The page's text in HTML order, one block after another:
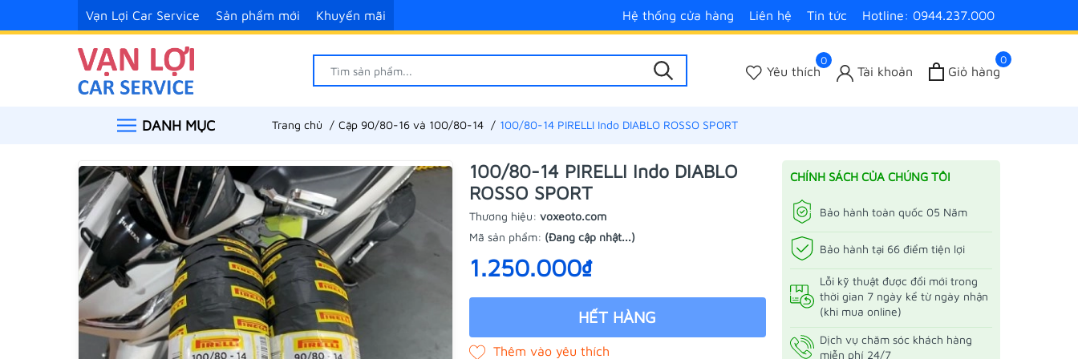
Vạn Lợi Car Service Sản phẩm mới Khuyến mãi Hệ thống cửa hàng Liên hệ Tin tức Hotline: 0944.237.000
0
Yêu thích Tài khoản
0
Giỏ hàng
DANH MỤC Trang chủ Cặp 90/80-16 và 100/80-14 100/80-14 PIRELLI Indo DIABLO ROSSO SPORT
100/80-14 PIRELLI Indo DIABLO
ROSSO SPORT
Thương hiệu: voxeoto.com
Mã sản phẩm: (Đang cập nhật...)
1.250.000₫
HẾT HÀNG
CHÍNH SÁCH CỦA CHÚNG TÔI
Bảo hành toàn quốc 05 Năm
Bảo hành tại 66 điểm tiện lợi
Lỗi kỹ thuật được đổi mới trong
thời gian 7 ngày kể từ ngày nhận
(khi mua online)
Dịch vụ chăm sóc khách hàng
miễn phí 24/7